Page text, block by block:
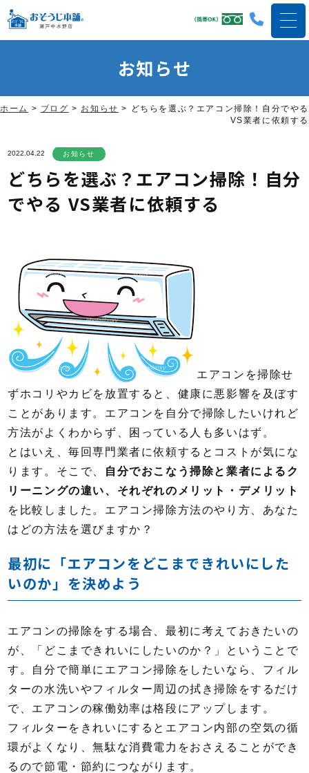
お知らせ
ホーム > ブログ > お知らせ >
どちらを選ぶ？エアコン掃除！自分でやる
VS業者に依頼する
2022.04.22 お知らせ
どちらを選ぶ？エアコン掃除！自分
でやる VS業者に依頼する
エアコンを掃除せ
ずホコリやカビを放置すると、健康に悪影響を及ぼす
ことがあります。エアコンを自分で掃除したいけれど
方法がよくわからず、困っている人も多いはず。
とはいえ、毎回専門業者に依頼するとコストが気にな
ります。そこで、
自分でおこなう掃除と業者によるク
リーニングの違い、それぞれのメリット・デメリット
を比較しました。エアコン掃除方法のやり方、あなた
はどの方法を選びますか？
最初に「エアコンをどこまできれいにした
いのか」を決めよう
エアコンの掃除をする場合、最初に考えておきたいの
が、「どこまできれいにしたいのか？」ということで
す。自分で簡単にエアコン掃除をしたいなら、フィル
ターの水洗いやフィルター周辺の拭き掃除をするだけ
で、エアコンの稼働効率は格段にアップします。
フィルターをきれいにするとエアコン内部の空気の循
環がよくなり、無駄な消費電力をおさえることができ
るので節電・節約につながります。